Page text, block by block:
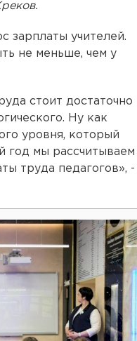
зарплаты учителей.
не меньше, чем у
стоит достаточно
Ну как
уровня, который
год мы рассчитываем
труда педагогов», -